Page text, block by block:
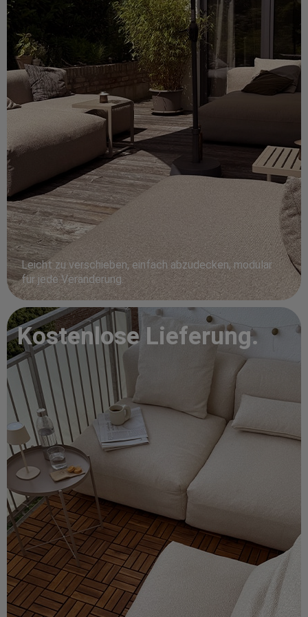
Leicht zu verschieben, einfach abzudecken, modular
für jede Veränderung.
Kostenlose Lieferung.